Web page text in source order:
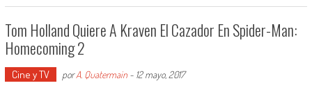
Tom Holland Quiere A Kraven El Cazador En Spider-Man:
Homecoming 2
Cine y TV porA. Quatermain- 12 mayo, 2017